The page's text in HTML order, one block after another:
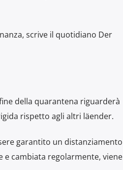
scrive il quotidiano Der
della quarantena riguarderà
rispetto agli altri läender.
garantito un distanziamento
cambiata regolarmente, viene